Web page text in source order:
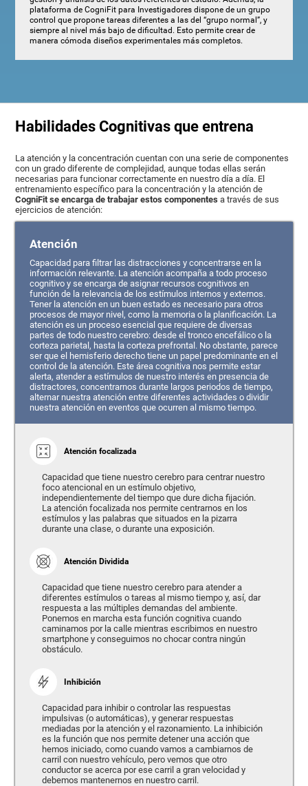
plataforma de CogniFit para Investigadores dispone de un grupo
control que propone tareas diferentes a las del “grupo normal”, y
siempre al nivel más bajo de dificultad. Esto permite crear de
manera cómoda diseños experimentales más completos.
Habilidades Cognitivas que entrena
La atención y la concentración cuentan con una serie de componentes
con un grado diferente de complejidad, aunque todas ellas serán
necesarias para funcionar correctamente en nuestro día a día. El
entrenamiento específico para la concentración y la atención de
CogniFit se encarga de trabajar estos componentes a través de sus
ejercicios de atención:
Atención
Capacidad para filtrar las distracciones y concentrarse en la
información relevante. La atención acompaña a todo proceso
cognitivo y se encarga de asignar recursos cognitivos en
función de la relevancia de los estímulos internos y externos.
Tener la atención en un buen estado es necesario para otros
procesos de mayor nivel, como la memoria o la planificación. La
atención es un proceso esencial que requiere de diversas
partes de todo nuestro cerebro: desde el tronco encefálico o la
corteza parietal, hasta la corteza prefrontal. No obstante, parece
ser que el hemisferio derecho tiene un papel predominante en el
control de la atención. Este área cognitiva nos permite estar
alerta, atender a estímulos de nuestro interés en presencia de
distractores, concentrarnos durante largos periodos de tiempo,
alternar nuestra atención entre diferentes actividades o dividir
nuestra atención en eventos que ocurren al mismo tiempo.
Atención focalizada
Capacidad que tiene nuestro cerebro para centrar nuestro
foco atencional en un estímulo objetivo,
independientemente del tiempo que dure dicha fijación.
La atención focalizada nos permite centrarnos en los
estímulos y las palabras que situados en la pizarra
durante una clase, o durante una exposición.
Atención Dividida
Capacidad que tiene nuestro cerebro para atender a
diferentes estímulos o tareas al mismo tiempo y, así, dar
respuesta a las múltiples demandas del ambiente.
Ponemos en marcha esta función cognitiva cuando
caminamos por la calle mientras escribimos en nuestro
smartphone y conseguimos no chocar contra ningún
obstáculo.
Inhibición
Capacidad para inhibir o controlar las respuestas
impulsivas (o automáticas), y generar respuestas
mediadas por la atención y el razonamiento. La inhibición
es la función que nos permite detener una acción que
hemos iniciado, como cuando vamos a cambiarnos de
carril con nuestro vehículo, pero vemos que otro
conductor se acerca por ese carril a gran velocidad y
debemos mantenernos en nuestro carril.